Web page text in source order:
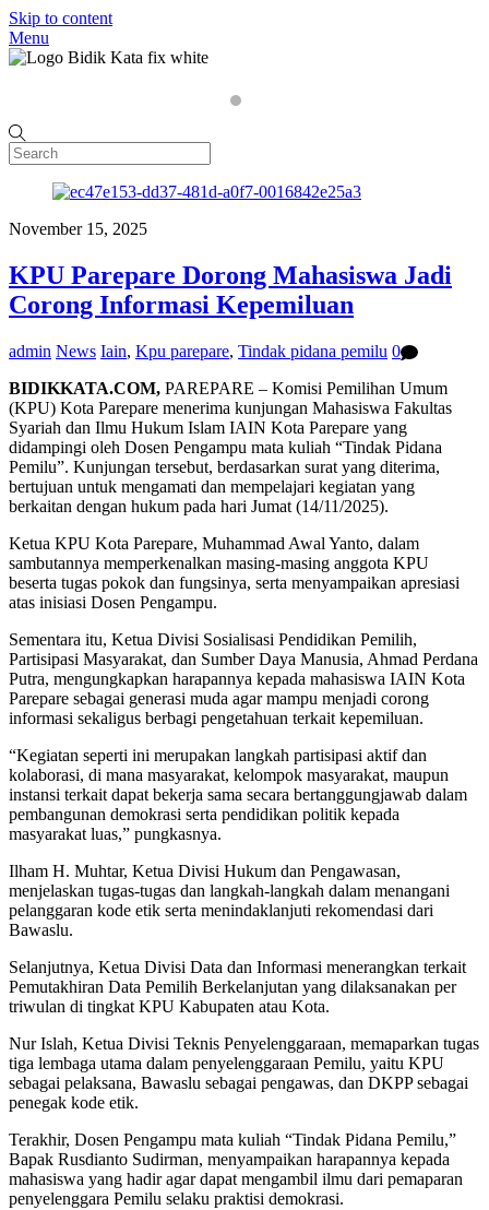
Skip to content
Menu
November 15, 2025
KPU Parepare Dorong Mahasiswa Jadi
Corong Informasi Kepemiluan
admin News Iain, Kpu parepare, Tindak pidana pemilu 0
BIDIKKATA.COM, PAREPARE – Komisi Pemilihan Umum
(KPU) Kota Parepare menerima kunjungan Mahasiswa Fakultas
Syariah dan Ilmu Hukum Islam IAIN Kota Parepare yang
didampingi oleh Dosen Pengampu mata kuliah “Tindak Pidana
Pemilu”. Kunjungan tersebut, berdasarkan surat yang diterima,
bertujuan untuk mengamati dan mempelajari kegiatan yang
berkaitan dengan hukum pada hari Jumat (14/11/2025).
Ketua KPU Kota Parepare, Muhammad Awal Yanto, dalam
sambutannya memperkenalkan masing-masing anggota KPU
beserta tugas pokok dan fungsinya, serta menyampaikan apresiasi
atas inisiasi Dosen Pengampu.
Sementara itu, Ketua Divisi Sosialisasi Pendidikan Pemilih,
Partisipasi Masyarakat, dan Sumber Daya Manusia, Ahmad Perdana
Putra, mengungkapkan harapannya kepada mahasiswa IAIN Kota
Parepare sebagai generasi muda agar mampu menjadi corong
informasi sekaligus berbagi pengetahuan terkait kepemiluan.
“Kegiatan seperti ini merupakan langkah partisipasi aktif dan
kolaborasi, di mana masyarakat, kelompok masyarakat, maupun
instansi terkait dapat bekerja sama secara bertanggungjawab dalam
pembangunan demokrasi serta pendidikan politik kepada
masyarakat luas,” pungkasnya.
Ilham H. Muhtar, Ketua Divisi Hukum dan Pengawasan,
menjelaskan tugas-tugas dan langkah-langkah dalam menangani
pelanggaran kode etik serta menindaklanjuti rekomendasi dari
Bawaslu.
Selanjutnya, Ketua Divisi Data dan Informasi menerangkan terkait
Pemutakhiran Data Pemilih Berkelanjutan yang dilaksanakan per
triwulan di tingkat KPU Kabupaten atau Kota.
Nur Islah, Ketua Divisi Teknis Penyelenggaraan, memaparkan tugas
tiga lembaga utama dalam penyelenggaraan Pemilu, yaitu KPU
sebagai pelaksana, Bawaslu sebagai pengawas, dan DKPP sebagai
penegak kode etik.
Terakhir, Dosen Pengampu mata kuliah “Tindak Pidana Pemilu,”
Bapak Rusdianto Sudirman, menyampaikan harapannya kepada
mahasiswa yang hadir agar dapat mengambil ilmu dari pemaparan
penyelenggara Pemilu selaku praktisi demokrasi.